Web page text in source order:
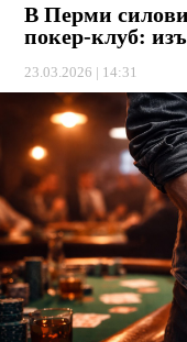
В Перми
покер-клуб:
23.03.2026 | 14:31